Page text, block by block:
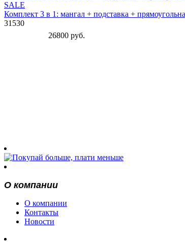
SALE
Комплект 3 в 1: мангал + подставка +
31530
26800 руб.
О компании
О компании
Контакты
Новости